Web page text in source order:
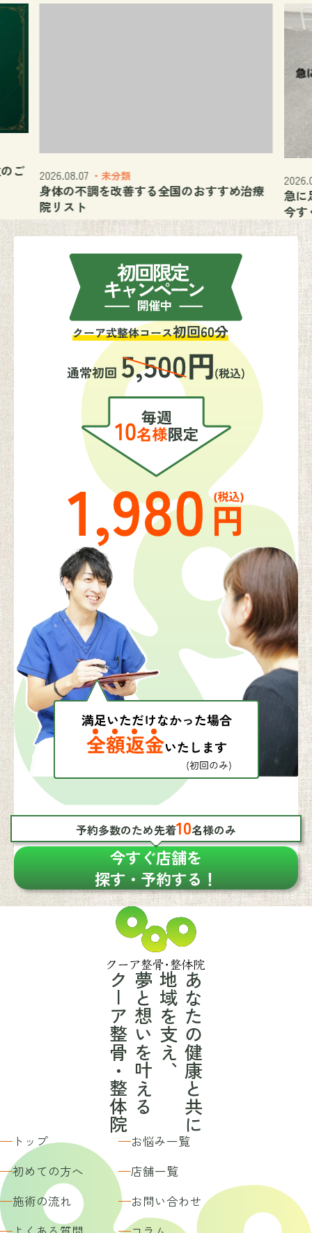
ご 2026.08.07 ・未分類
身体の不調を改善する全国のおすすめ治療
院リスト
急に
今す
予約多数のため先着10名様のみ
今すぐ店舗を
探す・予約する！
あなたの健康と共に
地域を支え、
夢と想いを叶える
クーア整骨・整体院
トップ
お悩み一覧
初めての方へ
店舗一覧
施術の流れ
お問い合わせ